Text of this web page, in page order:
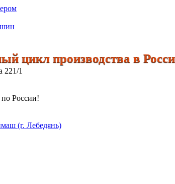
цикл производства в
221/1
России!
(г. Лебедянь)